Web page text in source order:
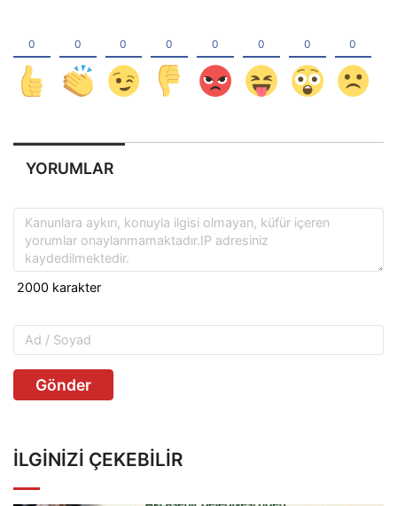
YORUMLAR
Gönder
İLGINIZI ÇEKEBILIR